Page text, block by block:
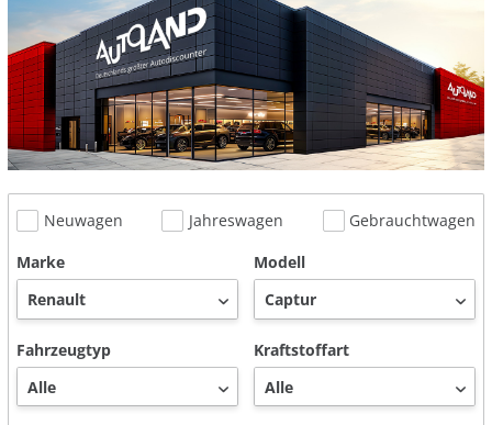
Neuwagen Jahreswagen
Gebrauchtwagen
Marke
Modell
Fahrzeugtyp Kraftstoffart